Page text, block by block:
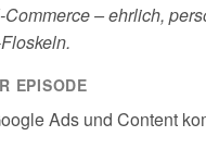
– ehrlich,
EPISODE
Ads und Content